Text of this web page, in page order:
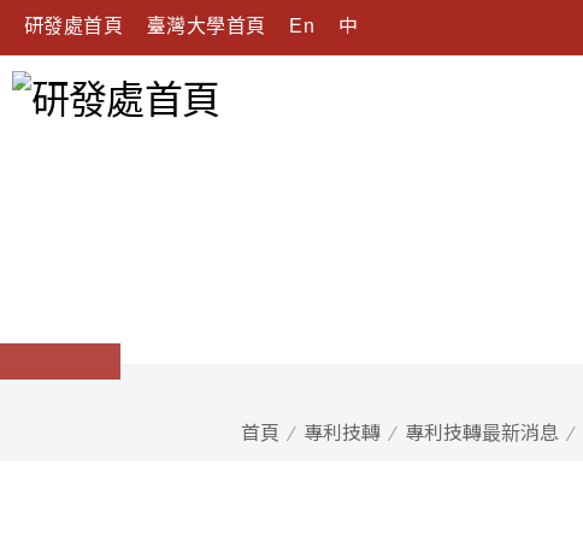
研發處首頁 臺灣大學首頁 En 中
首頁 專利技轉 專利技轉最新消息